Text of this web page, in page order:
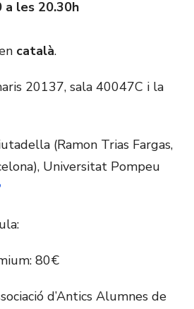
a les 20.30h
català.
20137, sala 40047C i la
(Ramon Trias Fargas,
Universitat Pompeu
80€
d’Antics Alumnes de